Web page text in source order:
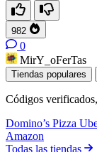
982
0
MirY_oFerTas
Tiendas populares
Códigos
Domino’s Pizza
Amazon
Todas las tiendas